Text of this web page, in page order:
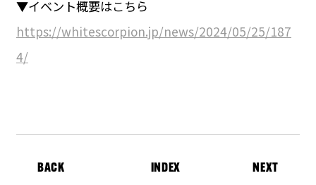
▼イベント概要はこちら
https://whitescorpion.jp/news/2024/05/25/187
4/
BACK INDEX NEXT